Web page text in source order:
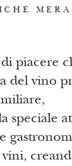
di piacere
del vino
speciale